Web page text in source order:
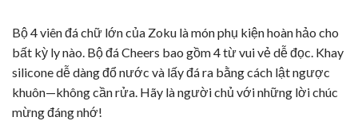
Bộ 4 viên đá chữ lớn của Zoku là món phụ kiện hoàn hảo cho
bất kỳ ly nào. Bộ đá Cheers bao gồm 4 từ vui vẻ dễ đọc. Khay
silicone dễ dàng đổ nước và lấy đá ra bằng cách lật ngược
khuôn—không cần rửa. Hãy là người chủ với những lời chúc
mừng đáng nhớ!